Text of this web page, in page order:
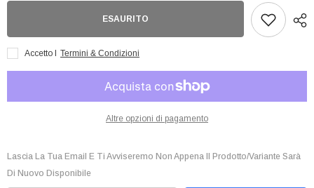
ESAURITO
Accetto I Termini & Condizioni
Altre opzioni di pagamento
Lascia La Tua Email E Ti Avviseremo Non Appena Il Prodotto/variante Sarà
Di Nuovo Disponibile